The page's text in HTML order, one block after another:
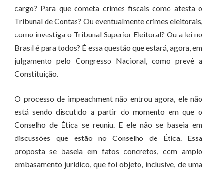
cargo? Para que cometa crimes fiscais como atesta o
Tribunal de Contas? Ou eventualmente crimes eleitorais,
como investiga o Tribunal Superior Eleitoral? Ou a lei no
Brasil é para todos? É essa questão que estará, agora, em
julgamento pelo Congresso Nacional, como prevê a
Constituição.
O processo de impeachment não entrou agora, ele não
está sendo discutido a partir do momento em que o
Conselho de Ética se reuniu. E ele não se baseia em
discussões que estão no Conselho de Ética. Essa
proposta se baseia em fatos concretos, com amplo
embasamento jurídico, que foi objeto, inclusive, de uma